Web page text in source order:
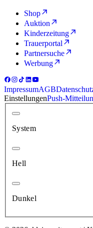
Shop
Auktion
Kinderzeitung
Trauerportal
Partnersuche
Werbung
ImpressumAGB
EinstellungenPush-
System
Hell
Dunkel